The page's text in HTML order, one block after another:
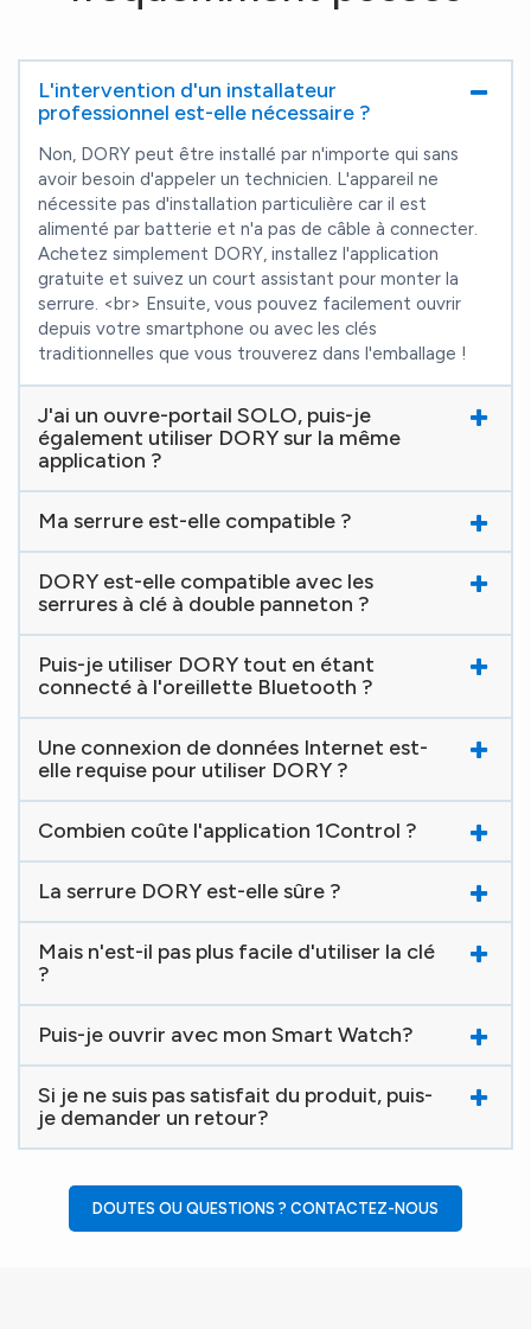
L'intervention d'un installateur
professionnel est-elle nécessaire ?
Non, DORY peut être installé par n'importe qui sans
avoir besoin d'appeler un technicien. L'appareil ne
nécessite pas d'installation particulière car il est
alimenté par batterie et n'a pas de câble à connecter.
Achetez simplement DORY, installez l'application
gratuite et suivez un court assistant pour monter la
serrure. <br> Ensuite, vous pouvez facilement ouvrir
depuis votre smartphone ou avec les clés
traditionnelles que vous trouverez dans l'emballage !
J'ai un ouvre-portail SOLO, puis-je
également utiliser DORY sur la même
application ?
Ma serrure est-elle compatible ?
DORY est-elle compatible avec les
serrures à clé à double panneton ?
Puis-je utiliser DORY tout en étant
connecté à l'oreillette Bluetooth ?
Une connexion de données Internet est-
elle requise pour utiliser DORY ?
Combien coûte l'application 1Control ?
La serrure DORY est-elle sûre ?
Mais n'est-il pas plus facile d'utiliser la clé
?
Puis-je ouvrir avec mon Smart Watch?
Si je ne suis pas satisfait du produit, puis-
je demander un retour?
DOUTES OU QUESTIONS ? CONTACTEZ-NOUS